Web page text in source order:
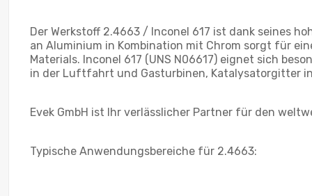
Der Werkstoff 2.4663 / Inconel 617 ist dank seines
an Aluminium in Kombination mit Chrom sorgt für
Materials. Inconel 617 (UNS N06617) eignet sich
in der Luftfahrt und Gasturbinen, Katalysatorgitter
Evek GmbH ist Ihr verlässlicher Partner für den
Typische Anwendungsbereiche für 2.4663: